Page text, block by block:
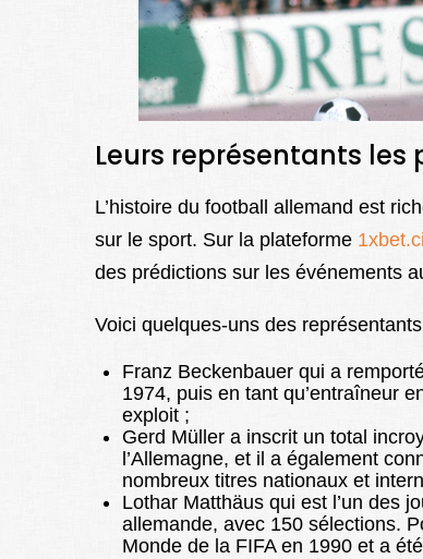
Leurs représentants les
L’histoire du football allemand est
sur le sport. Sur la plateforme
des prédictions sur les événements
Voici quelques-uns des
Franz Beckenbauer qui a
1974, puis en tant qu’entraîneur
exploit ;
Gerd Müller a inscrit un total
l’Allemagne, et il a également
nombreux titres nationaux et
Lothar Matthäus qui est l’un des
allemande, avec 150 sélections.
Monde de la FIFA en 1990 et a